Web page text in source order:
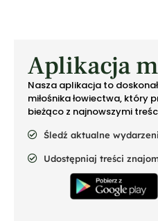
Aplikacja
Nasza aplikacja to
miłośnika łowiectwa, który
bieżąco z najnowszymi
Śledź aktualne
Udostępniaj treści